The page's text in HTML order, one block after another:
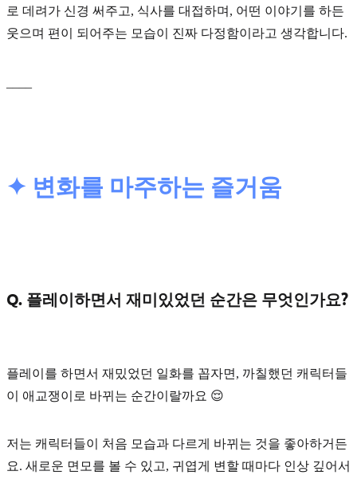
로 데려가 신경 써주고, 식사를 대접하며, 어떤 이야기를 하든
웃으며 편이 되어주는 모습이 진짜 다정함이라고 생각합니다.
✦ 변화를 마주하는 즐거움
Q. 플레이하면서 재미있었던 순간은 무엇인가요?
플레이를 하면서 재밌었던 일화를 꼽자면, 까칠했던 캐릭터들
이 애교쟁이로 바뀌는 순간이랄까요 😌
저는 캐릭터들이 처음 모습과 다르게 바뀌는 것을 좋아하거든
요. 새로운 면모를 볼 수 있고, 귀엽게 변할 때마다 인상 깊어서